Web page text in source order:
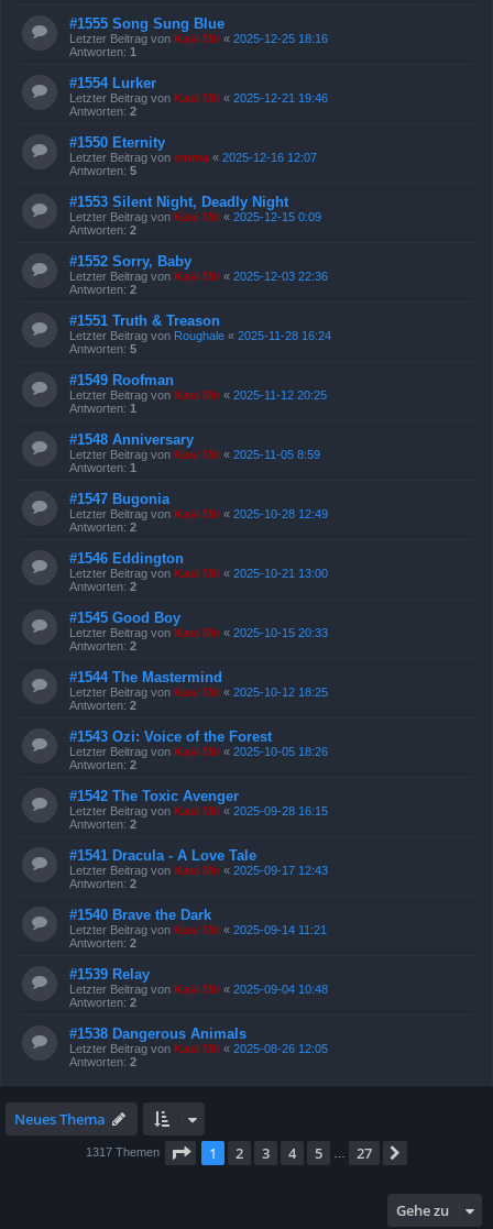
#1555 Song Sung Blue
Letzter Beitrag von Kasi Mir « 2025-12-25 18:16
Antworten: 1
#1554 Lurker
Letzter Beitrag von Kasi Mir « 2025-12-21 19:46
Antworten: 2
#1550 Eternity
Letzter Beitrag von emma « 2025-12-16 12:07
Antworten: 5
#1553 Silent Night, Deadly Night
Letzter Beitrag von Kasi Mir « 2025-12-15 0:09
Antworten: 2
#1552 Sorry, Baby
Letzter Beitrag von Kasi Mir « 2025-12-03 22:36
Antworten: 2
#1551 Truth & Treason
Letzter Beitrag von Roughale « 2025-11-28 16:24
Antworten: 5
#1549 Roofman
Letzter Beitrag von Kasi Mir « 2025-11-12 20:25
Antworten: 1
#1548 Anniversary
Letzter Beitrag von Kasi Mir « 2025-11-05 8:59
Antworten: 1
#1547 Bugonia
Letzter Beitrag von Kasi Mir « 2025-10-28 12:49
Antworten: 2
#1546 Eddington
Letzter Beitrag von Kasi Mir « 2025-10-21 13:00
Antworten: 2
#1545 Good Boy
Letzter Beitrag von Kasi Mir « 2025-10-15 20:33
Antworten: 2
#1544 The Mastermind
Letzter Beitrag von Kasi Mir « 2025-10-12 18:25
Antworten: 2
#1543 Ozi: Voice of the Forest
Letzter Beitrag von Kasi Mir « 2025-10-05 18:26
Antworten: 2
#1542 The Toxic Avenger
Letzter Beitrag von Kasi Mir « 2025-09-28 16:15
Antworten: 2
#1541 Dracula - A Love Tale
Letzter Beitrag von Kasi Mir « 2025-09-17 12:43
Antworten: 2
#1540 Brave the Dark
Letzter Beitrag von Kasi Mir « 2025-09-14 11:21
Antworten: 2
#1539 Relay
Letzter Beitrag von Kasi Mir « 2025-09-04 10:48
Antworten: 2
#1538 Dangerous Animals
Letzter Beitrag von Kasi Mir « 2025-08-26 12:05
Antworten: 2
Neues Thema
1317 Themen Seite 1von
1 2 3 4 5 27
Gehe zu